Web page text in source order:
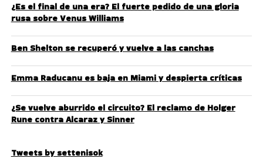
¿Es el final de una era? El fuerte pedido de una gloria
rusa sobre Venus Williams
Ben Shelton se recuperó y vuelve a las canchas
Emma Raducanu es baja en Miami y despierta críticas
¿Se vuelve aburrido el circuito? El reclamo de Holger
Rune contra Alcaraz y Sinner
Tweets by settenisok